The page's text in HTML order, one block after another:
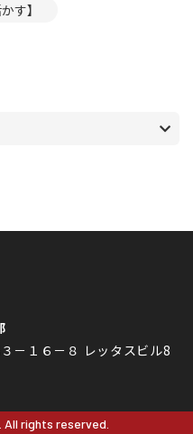
す】
－１６－８ レッタスビル8
rights reserved.